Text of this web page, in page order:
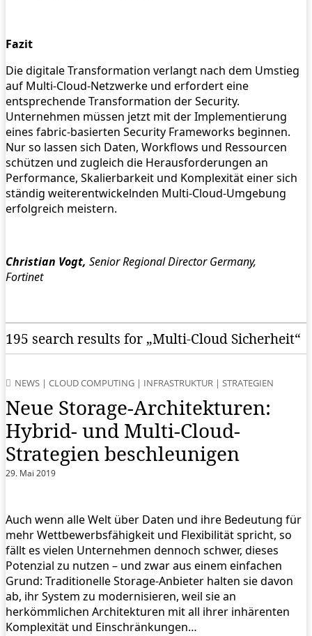
Fazit
Die digitale Transformation verlangt nach dem Umstieg
auf Multi-Cloud-Netzwerke und erfordert eine
entsprechende Transformation der Security.
Unternehmen müssen jetzt mit der Implementierung
eines fabric-basierten Security Frameworks beginnen.
Nur so lassen sich Daten, Workflows und Ressourcen
schützen und zugleich die Herausforderungen an
Performance, Skalierbarkeit und Komplexität einer sich
ständig weiterentwickelnden Multi-Cloud-Umgebung
erfolgreich meistern.
Christian Vogt, Senior Regional Director Germany,
Fortinet
195 search results for „Multi-Cloud Sicherheit“
NEWS | CLOUD COMPUTING | INFRASTRUKTUR | STRATEGIEN
Neue Storage-Architekturen:
Hybrid- und Multi-Cloud-
Strategien beschleunigen
29. Mai 2019
Auch wenn alle Welt über Daten und ihre Bedeutung für
mehr Wettbewerbsfähigkeit und Flexibilität spricht, so
fällt es vielen Unternehmen dennoch schwer, dieses
Potenzial zu nutzen – und zwar aus einem einfachen
Grund: Traditionelle Storage-Anbieter halten sie davon
ab, ihr System zu modernisieren, weil sie an
herkömmlichen Architekturen mit all ihrer inhärenten
Komplexität und Einschränkungen…